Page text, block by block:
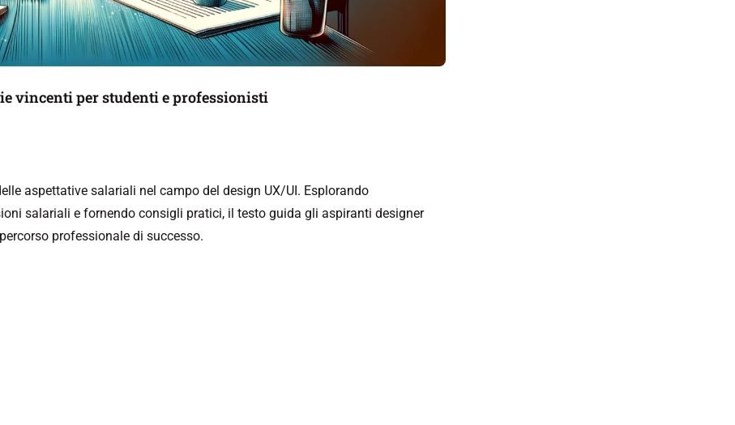
vincenti per studenti e professionisti
aspettative salariali nel campo del design UX/UI. Esplorando
salariali e fornendo consigli pratici, il testo guida gli aspiranti designer
professionale di successo.